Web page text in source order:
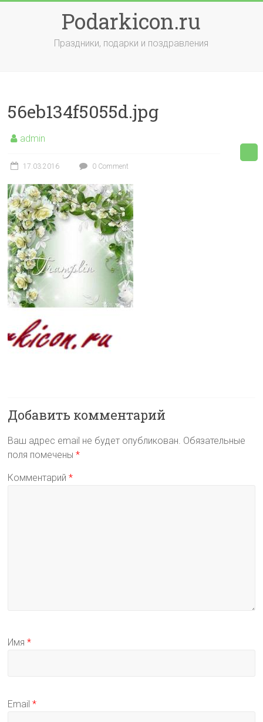
Podarkicon.ru
Праздники, подарки и поздравления
56eb134f5055d.jpg
admin
17.03.2016 0 Comment
Добавить комментарий
Ваш адрес email не будет опубликован. Обязательные
поля помечены*
Комментарий*
Имя*
Email*